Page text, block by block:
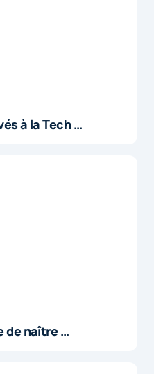
à la Tech …
de naître …